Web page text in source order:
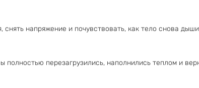
напряжение и почувствовать, как тело снова
полностью перезагрузились, наполнились теплом и